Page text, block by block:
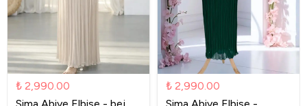
₺ 2,990.00
Sima Abiye Elbise - bej
₺ 2,990.00
Sima Abiye Elbise -